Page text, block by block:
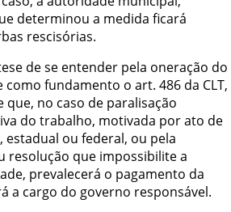
determinou a medida ficará
rescisórias.
de se entender pela oneração do
fundamento o art. 486 da CLT,
que, no caso de paralisação
do trabalho, motivada por ato de
estadual ou federal, ou pela
resolução que impossibilite a
prevalecerá o pagamento da
a cargo do governo responsável.